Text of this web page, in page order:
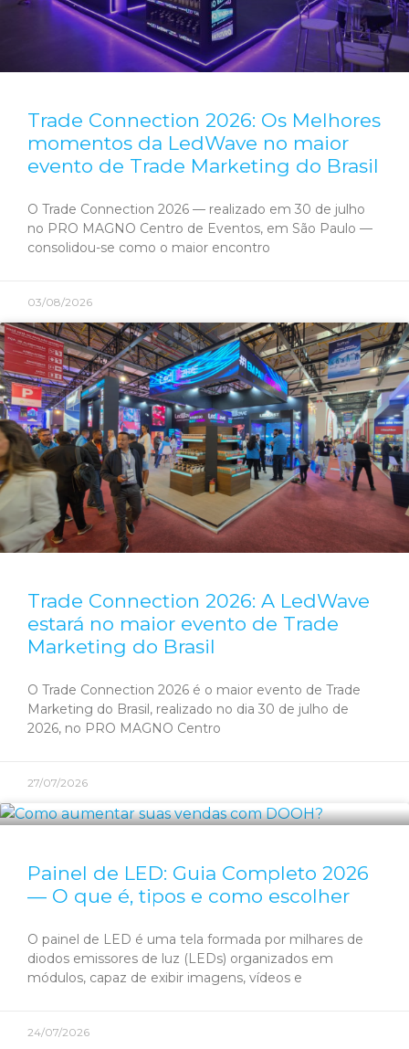
Trade Connection 2026: Os Melhores
momentos da LedWave no maior
evento de Trade Marketing do Brasil
O Trade Connection 2026 — realizado em 30 de julho
no PRO MAGNO Centro de Eventos, em São Paulo —
consolidou-se como o maior encontro
03/08/2026
Trade Connection 2026: A LedWave
estará no maior evento de Trade
Marketing do Brasil
O Trade Connection 2026 é o maior evento de Trade
Marketing do Brasil, realizado no dia 30 de julho de
2026, no PRO MAGNO Centro
27/07/2026
Painel de LED: Guia Completo 2026
— O que é, tipos e como escolher
O painel de LED é uma tela formada por milhares de
diodos emissores de luz (LEDs) organizados em
módulos, capaz de exibir imagens, vídeos e
24/07/2026